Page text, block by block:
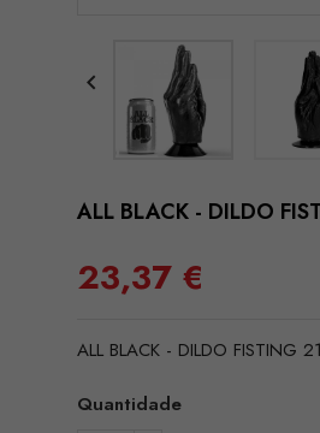

ALL BLACK - DILDO
23,37 €
ALL BLACK - DILDO FISTING
Quantidade